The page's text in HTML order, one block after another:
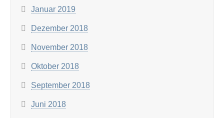
Januar 2019
Dezember 2018
November 2018
Oktober 2018
September 2018
Juni 2018